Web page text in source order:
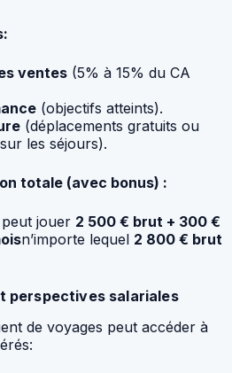
ventes (5% à 15% du CA
(objectifs atteints).
(déplacements gratuits ou
les séjours).
totale (avec bonus) :
jouer 2 500 € brut + 300 €
n’importe lequel 2 800 € brut
perspectives salariales
de voyages peut accéder à